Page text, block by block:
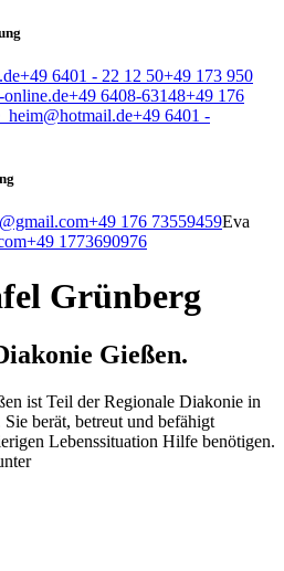
+49 6401 - 22 12 50+49 173 950
+49 6408-63148+49 176
+49 6401 -
+49 176 73559459Eva
+49 1773690976
Grünberg
Gießen.
ist Teil der Regionale Diakonie in
berät, betreut und befähigt
Lebenssituation Hilfe benötigen.